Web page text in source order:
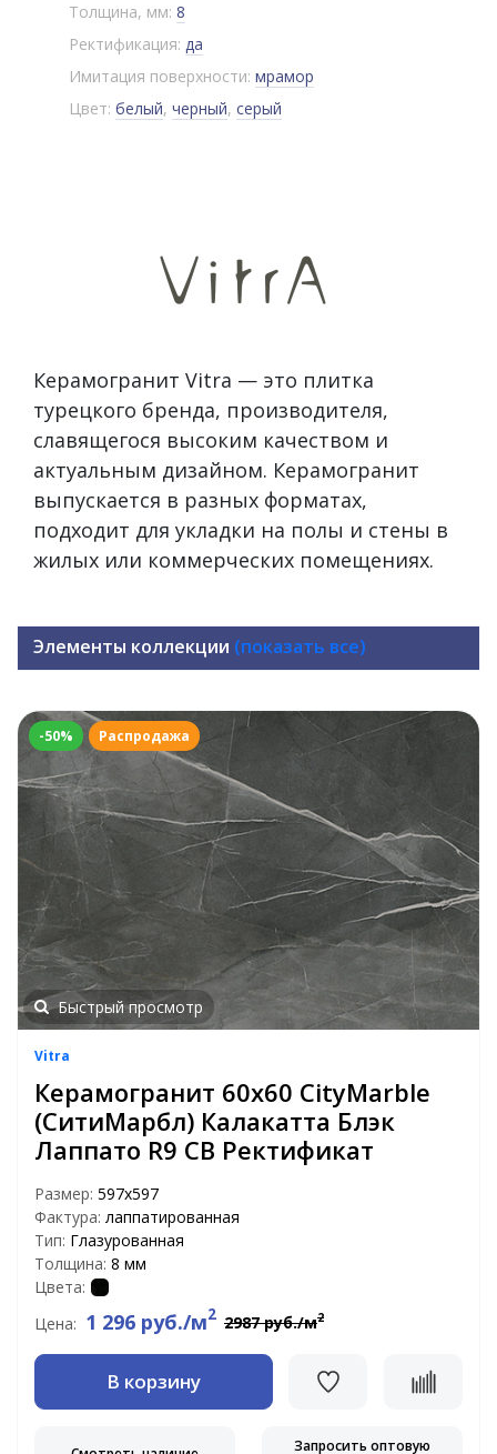
Толщина, мм: 8
Ректификация: да
Имитация поверхности: мрамор
Цвет: белый, черный, серый
Керамогранит Vitra — это плитка
турецкого бренда, производителя,
славящегося высоким качеством и
актуальным дизайном. Керамогранит
выпускается в разных форматах,
подходит для укладки на полы и стены в
жилых или коммерческих помещениях.
Элементы коллекции (показать все)
-50% Распродажа
Быстрый просмотр
Vitra
Керамогранит 60х60 CityMarble
(СитиМарбл) Калакатта Блэк
Лаппато R9 CB Ректификат
Размер: 597х597
Фактура: лаппатированная
Тип: Глазурованная
Толщина: 8 мм
Цвета:
Цена: 1 296 руб./м2 2987 руб./м2
В корзину
Запросить оптовую